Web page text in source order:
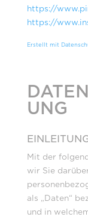
https://
https://
Erstellt mit
UNG
Mit der
wir Sie
als „Daten“
und in